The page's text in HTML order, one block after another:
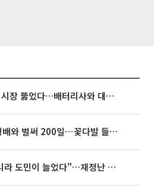
포스코퓨처엠, LFP 시장 뚫었다…배터리사와 대규모 장기 공급 합의
아옳이, 한의사 김형배와 벌써 200일⋯꽃다발 들고 "프러포즈 아냐"
추미애 "복지가 아니라 도민이 늘었다"…재정난 책임론 정면돌파